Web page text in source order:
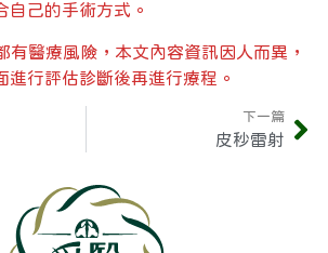
自己的手術方式。
醫療風險，本文內容資訊因人而異，
進行評估診斷後再進行療程。
下一篇
皮秒雷射